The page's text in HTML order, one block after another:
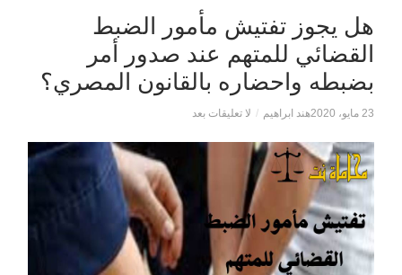
هل يجوز تفتيش مأمور الضبط
القضائي للمتهم عند صدور أمر
بضبطه واحضاره بالقانون المصري؟
23 مايو، 2020 هند ابراهيم / لا تعليقات بعد